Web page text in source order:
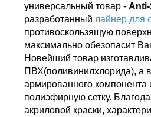
универсальный товар -
разработанный лайнер для
противоскользящую
максимально обезопасит
Новейший товар
ПВХ(поливинилхлорида), а
армированного компонента
полиэфирную сетку.
акриловой краски,